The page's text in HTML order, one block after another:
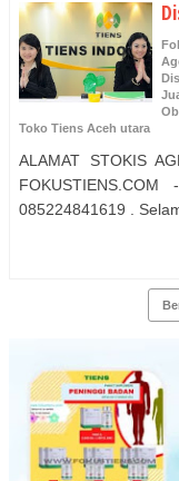
Toko Tiens Aceh utara
ALAMAT STOKIS
085224841619 .